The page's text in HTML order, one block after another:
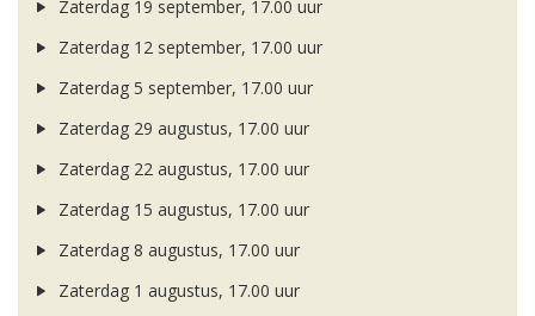
Zaterdag 19 september, 17.00 uur
Zaterdag 12 september, 17.00 uur
Zaterdag 5 september, 17.00 uur
Zaterdag 29 augustus, 17.00 uur
Zaterdag 22 augustus, 17.00 uur
Zaterdag 15 augustus, 17.00 uur
Zaterdag 8 augustus, 17.00 uur
Zaterdag 1 augustus, 17.00 uur